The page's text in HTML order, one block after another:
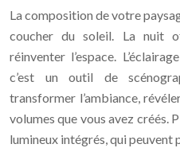
La composition de votre
coucher du soleil. La nuit
réinventer l’espace.
c’est un outil de
transformer l’ambiance,
volumes que vous avez créés.
lumineux intégrés, qui